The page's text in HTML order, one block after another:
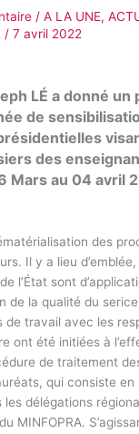
/ A LA UNE,
/ 7 avril 2022
LÉ a donné un
de
des
Mars au 04 avril
des
Il y a lieu
l’État sont
de la qualité du
travail avec les
ont été initiées à
de traitement
qui consiste en
délégations
MINFOPRA.